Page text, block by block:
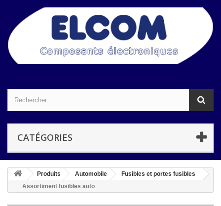
CATÉGORIES
Produits Automobile
Fusibles et portes fusibles
Assortiment fusibles auto